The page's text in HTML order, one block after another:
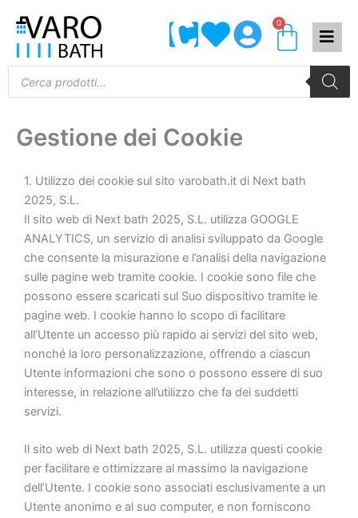
contenuto
0
Products
search
Gestione dei Cookie
1. Utilizzo dei cookie sul sito varobath.it di Next bath
2025, S.L.
Il sito web di Next bath 2025, S.L. utilizza GOOGLE
ANALYTICS, un servizio di analisi sviluppato da Google
che consente la misurazione e l’analisi della navigazione
sulle pagine web tramite cookie. I cookie sono file che
possono essere scaricati sul Suo dispositivo tramite le
pagine web. I cookie hanno lo scopo di facilitare
all’Utente un accesso più rapido ai servizi del sito web,
nonché la loro personalizzazione, offrendo a ciascun
Utente informazioni che sono o possono essere di suo
interesse, in relazione all’utilizzo che fa dei suddetti
servizi.
Il sito web di Next bath 2025, S.L. utilizza questi cookie
per facilitare e ottimizzare al massimo la navigazione
dell’Utente. I cookie sono associati esclusivamente a un
Utente anonimo e al suo computer, e non forniscono